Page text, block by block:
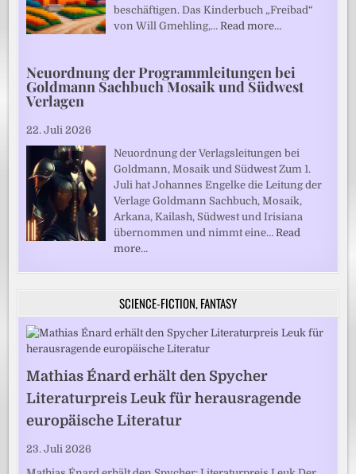
beschäftigen. Das Kinderbuch „Freibad“
von Will Gmehling,…Read more…
Neuordnung der Programmleitungen bei
Goldmann Sachbuch Mosaik und Südwest
Verlagen
22. Juli 2026
Neuordnung der Verlagsleitungen bei
Goldmann, Mosaik und Südwest Zum 1.
Juli hat Johannes Engelke die Leitung der
Verlage Goldmann Sachbuch, Mosaik,
Arkana, Kailash, Südwest und Irisiana
übernommen und nimmt eine…Read
more…
SCIENCE-FICTION, FANTASY
Mathias Énard erhält den Spycher
Literaturpreis Leuk für herausragende
europäische Literatur
23. Juli 2026